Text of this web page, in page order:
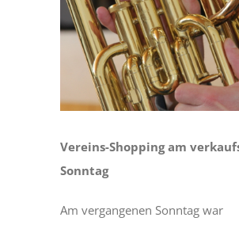
DÄTSCHERFEST
TERMINE
DER VEREIN
Vereins-Shopping am
Sonntag
Am vergangenen Sonntag war